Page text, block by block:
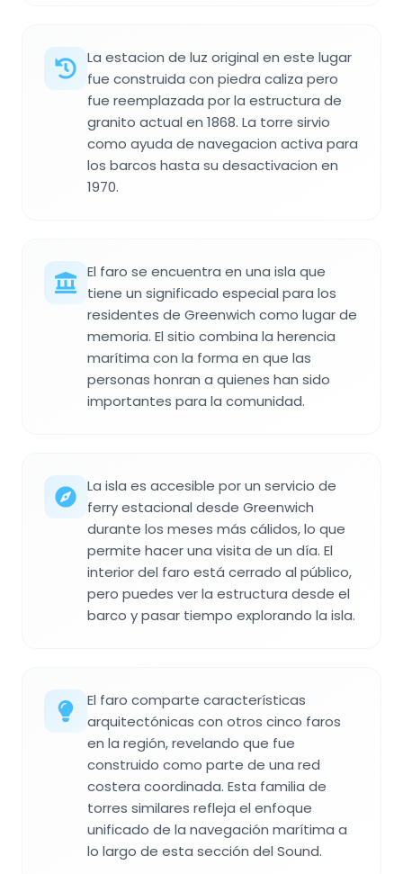
La estacion de luz original en este lugar
fue construida con piedra caliza pero
fue reemplazada por la estructura de
granito actual en 1868. La torre sirvio
como ayuda de navegacion activa para
los barcos hasta su desactivacion en
1970.
El faro se encuentra en una isla que
tiene un significado especial para los
residentes de Greenwich como lugar de
memoria. El sitio combina la herencia
marítima con la forma en que las
personas honran a quienes han sido
importantes para la comunidad.
La isla es accesible por un servicio de
ferry estacional desde Greenwich
durante los meses más cálidos, lo que
permite hacer una visita de un día. El
interior del faro está cerrado al público,
pero puedes ver la estructura desde el
barco y pasar tiempo explorando la isla.
El faro comparte características
arquitectónicas con otros cinco faros
en la región, revelando que fue
construido como parte de una red
costera coordinada. Esta familia de
torres similares refleja el enfoque
unificado de la navegación marítima a
lo largo de esta sección del Sound.